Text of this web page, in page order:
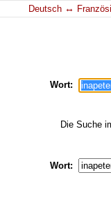
Deutsch ↔
Wort:
Die Suche
Wort: